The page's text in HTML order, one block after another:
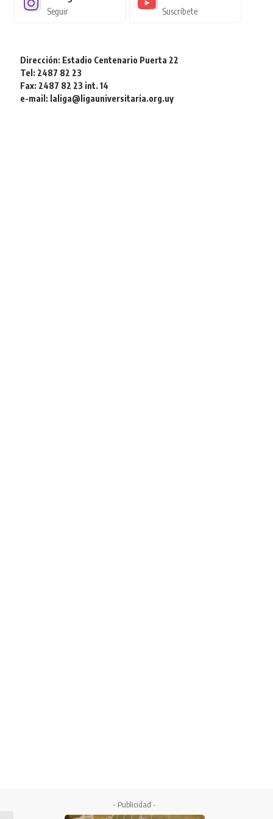
Seguir Suscríbete
Dirección: Estadio Centenario Puerta 22
Tel: 2487 82 23
Fax: 2487 82 23 int. 14
e-mail: laliga@ligauniversitaria.org.uy
- Publicidad -